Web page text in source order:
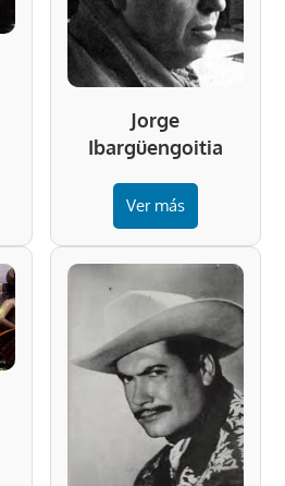
Jorge
Ibargüengoitia
Ver más